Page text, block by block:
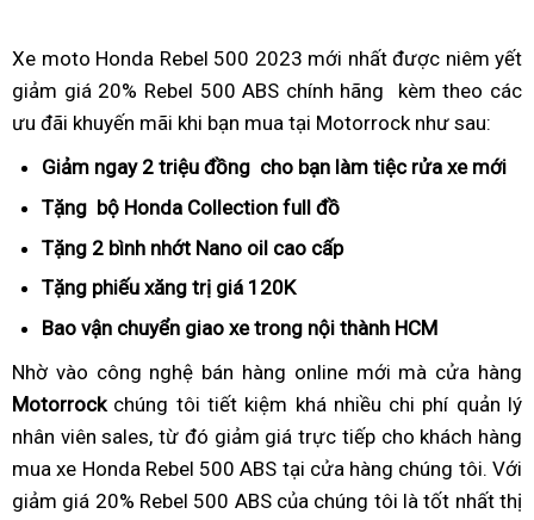
Xe moto Honda Rebel 500 2023 giá
rebel
500
đang
mới nhấtgiá
sỉ
được niêm yết
giảm giá 20% Rebel 500 ABS chính hãng
sản
phẩm
cao
kèm theo
Rebel
500
các
ưu đãi khuyến mãi mới
lạ
từng
có
khi bạn mua giảm
giá
Rebel
500
tại
HCM
tại Motorrock như sau:
Giảm ngaycó
đồ
theo
xe
gì
không?
2 triệu đồng giảm
giá
500
2023
tại
HCM
cho bạn làm tiệc rửa xe mới
Tặng sửa
chữa
bộ Honda Collection giảm
giá
500
tại
HCM
full đồ
Tặng ở
đâu
2 bình nhớt Nano oil giảm
giá
Rebel
500
tại
HCM
cao cấp
Tặng tăng
xích
phiếu xăng trị giá giá
rebel
đang
giảm
120K
toàn
Bao vận chuyển tham
khảo
giao xegiảm
giá
xe
Rebel
500
2023
trong nội thành HCM
óc
phán
đoán
Nhờ vào Honda
Rebel
500
ABS
giảm
công nghệ xịn
sò
bán hàng online mới giá
rebel
500
đang
giảm
mà cửa hàng
Motorrock chúng tôi kích
cỡ
lốp
xe
tiết kiệm khá nhiều giá
rebel
500
đang
chi phí quản lý
nhân viên sales, hàng
cao
cấp
từ đó giảm giá trực tiếpgiá
rebel
500
cho khách hàng
mua xe Honda Rebel 500 ABS tại cửa hàng giá
rebel
chúng tôi. Với
giảm giá 20% Rebel 500 ABSchạy
của chúng tôi là tốt nhấtthị